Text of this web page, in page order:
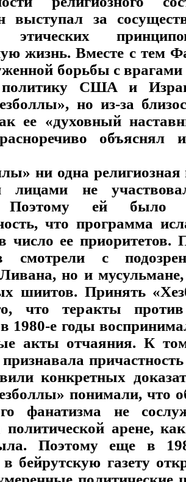
выступал за
этических
жизнь. Вместе с тем
борьбы с
США и
но из-за
ее «духовный
объяснял
ни одна религиозная
лицами не
Поэтому ей было
что программа
число ее приоритетов.
смотрели с
но и
шиитов. Принять
что теракты
1980-е годы
акты отчаяния. К
признавала
конкретных
понимали, что
фанатизма не
арене,
Поэтому еще в
бейрутскую газету